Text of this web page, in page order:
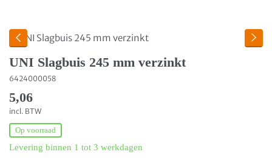
UNI Slagbuis 245 mm verzinkt
6424000058
5,06
incl. BTW
Op voorraad
Levering binnen 1 tot 3 werkdagen